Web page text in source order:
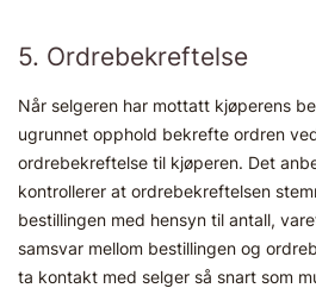
5. Ordrebekreftelse
Når selgeren har mottatt kjøperens
ugrunnet opphold bekrefte ordren
ordrebekreftelse til kjøperen. Det
kontrollerer at ordrebekreftelsen
bestillingen med hensyn til antall,
samsvar mellom bestillingen og
ta kontakt med selger så snart som